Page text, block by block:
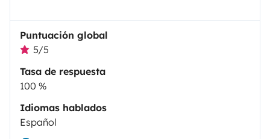
Puntuación global
5/5
Tasa de respuesta
100 %
Idiomas hablados
Español